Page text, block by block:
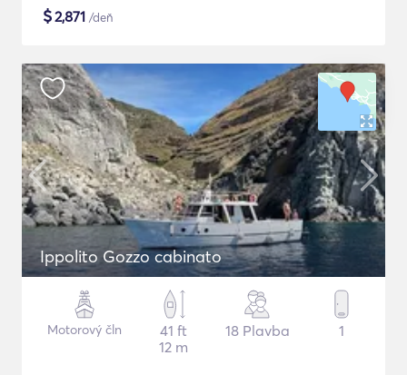
$2,871 /deň
Ippolito Gozzo cabinato
Motorový čln
41 ft
12 m
18 Plavba 1